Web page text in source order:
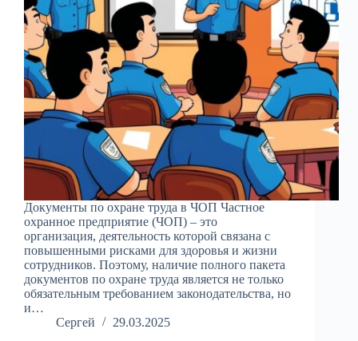
Документы по охране труда в ЧОП Частное
охранное предприятие (ЧОП) – это
организация, деятельность которой связана с
повышенными рисками для здоровья и жизни
сотрудников. Поэтому, наличие полного пакета
документов по охране труда является не только
обязательным требованием законодательства, но
и…
Сергей
29.03.2025